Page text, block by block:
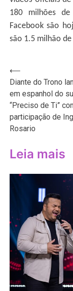
180 milhões
Facebook são
são 1.5 milhão
Navegação
de
Post
⟵
Diante do Trono
em espanhol do
“Preciso de Ti”
participação de
Rosario
Leia mais